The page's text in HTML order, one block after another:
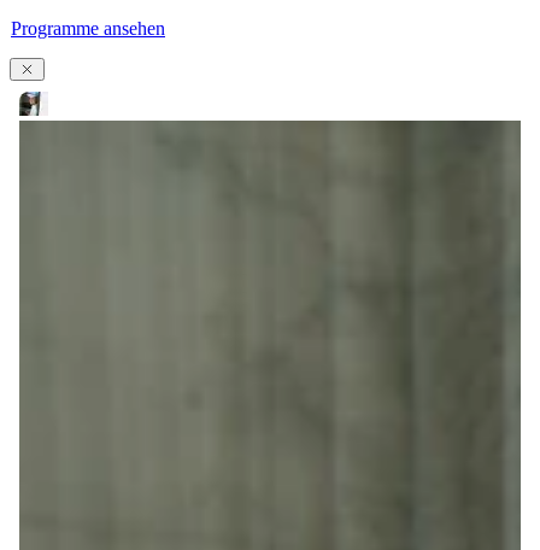
Programme ansehen